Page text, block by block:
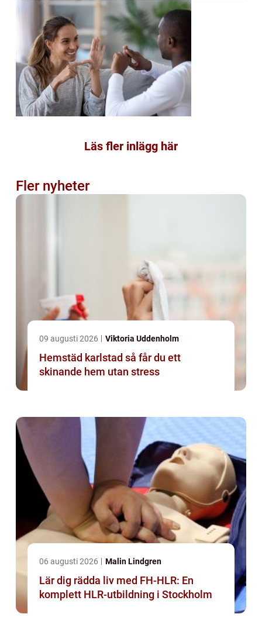
Läs fler inlägg här
Fler nyheter
09 augusti 2026 Viktoria Uddenholm
Hemstäd karlstad så får du ett
skinande hem utan stress
06 augusti 2026 Malin Lindgren
Lär dig rädda liv med FH-HLR: En
komplett HLR-utbildning i Stockholm